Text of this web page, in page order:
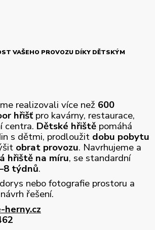
VAŠEHO PROVOZU DÍKY DĚTSKÝM
realizovali více než 600
hřišťpro kavárny, restaurace,
centra. Dětské hřiště pomáhá
s dětmi, prodloužit dobu pobytu
obrat provozu. Navrhujeme a
hřiště na míru, se standardní
týdnů.
nebo fotografie prostoru a
řešení.
herny.cz